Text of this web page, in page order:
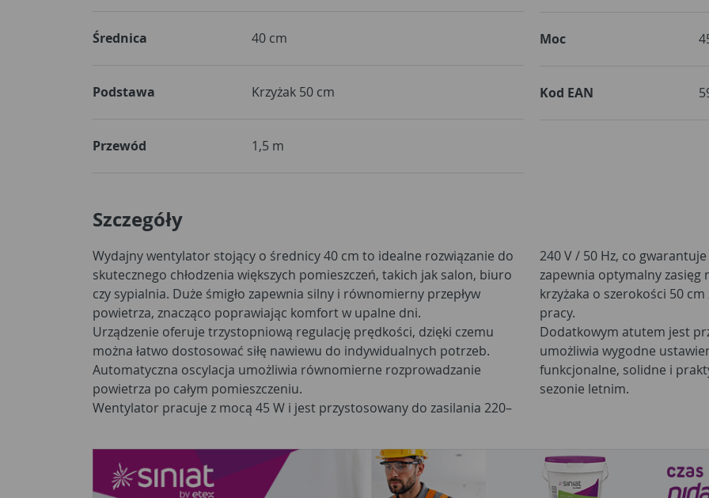
Średnica 40 cm
Podstawa Krzyżak 50 cm
Przewód 1,5 m
Moc
Kod EAN
Szczegóły
Wydajny wentylator stojący o średnicy 40 cm to idealne rozwiązanie do
skutecznego chłodzenia większych pomieszczeń, takich jak salon, biuro
czy sypialnia. Duże śmigło zapewnia silny i równomierny przepływ
powietrza, znacząco poprawiając komfort w upalne dni.
Urządzenie oferuje trzystopniową regulację prędkości, dzięki czemu
można łatwo dostosować siłę nawiewu do indywidualnych potrzeb.
Automatyczna oscylacja umożliwia równomierne rozprowadzanie
powietrza po całym pomieszczeniu.
Wentylator pracuje z mocą 45 W i jest przystosowany do zasilania 220–
240 V / 50 Hz, co
zapewnia optymalny
krzyżaka o szerokości 50
pracy.
Dodatkowym atutem jest
umożliwia wygodne
funkcjonalne, solidne i
sezonie letnim.